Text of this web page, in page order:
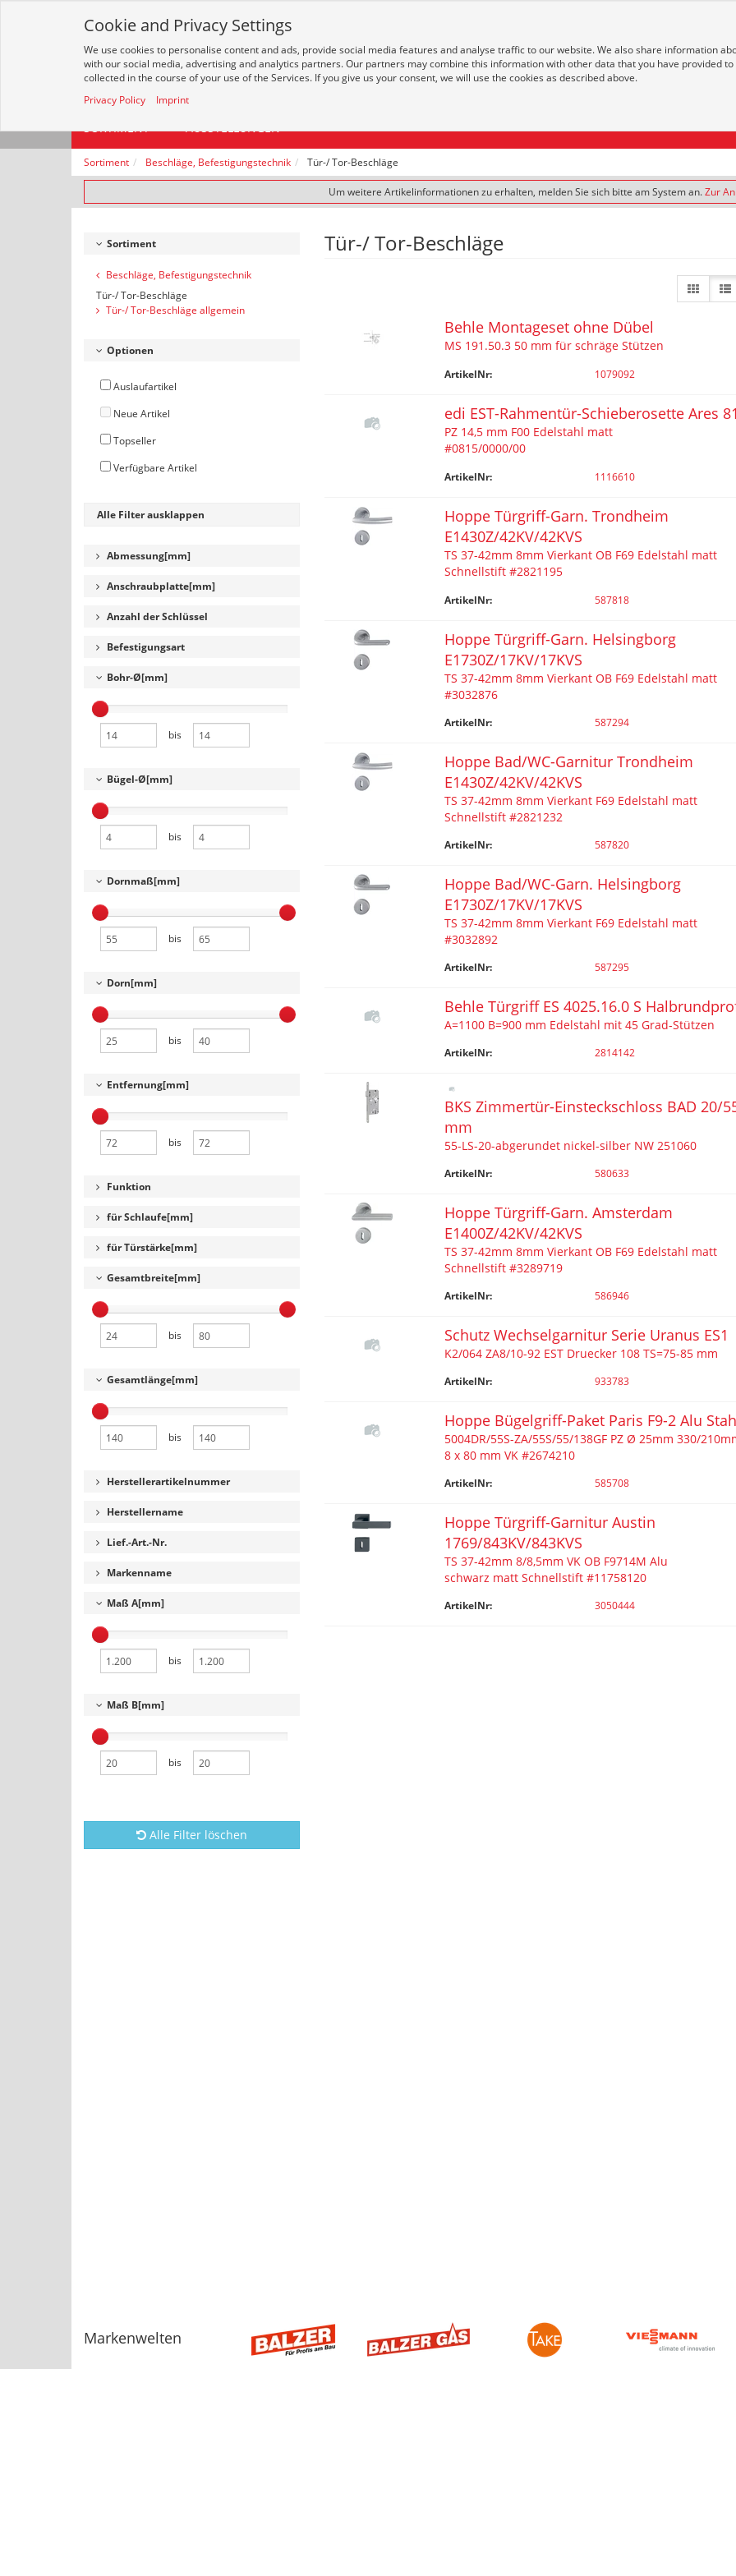
Alle
SORTIMENT AUSSTELLUNGEN
Sortiment Beschläge, Befestigungstechnik Tür-/ Tor-Beschläge
Um weitere Artikelinformationen zu erhalten, melden Sie sich bitte am System an.Zur
Sortiment
Beschläge, Befestigungstechnik
Tür-/ Tor-Beschläge
Tür-/ Tor-Beschläge allgemein
Optionen
Auslaufartikel
Neue Artikel
Topseller
Verfügbare Artikel
Alle Filter ausklappen
Abmessung[mm]
Anschraubplatte[mm]
Anzahl der Schlüssel
Befestigungsart
Bohr-Ø[mm]
bis
Bügel-Ø[mm]
bis
Dornmaß[mm]
bis
Dorn[mm]
bis
Entfernung[mm]
bis
Funktion
für Schlaufe[mm]
für Türstärke[mm]
Gesamtbreite[mm]
bis
Gesamtlänge[mm]
bis
Herstellerartikelnummer
Herstellername
Lief.-Art.-Nr.
Markenname
Maß A[mm]
bis
Maß B[mm]
bis
Alle Filter löschen
Tür-/ Tor-Beschläge
Behle Montageset ohne Dübel
MS 191.50.3 50 mm für schräge Stützen
ArtikelNr: 1079092
edi EST-Rahmentür-Schieberosette Ares
PZ 14,5 mm F00 Edelstahl matt
#0815/0000/00
ArtikelNr: 1116610
Hoppe Türgriff-Garn. Trondheim
E1430Z/42KV/42KVS
TS 37-42mm 8mm Vierkant OB F69 Edelstahl matt
Schnellstift #2821195
ArtikelNr: 587818
Hoppe Türgriff-Garn. Helsingborg
E1730Z/17KV/17KVS
TS 37-42mm 8mm Vierkant OB F69 Edelstahl matt
#3032876
ArtikelNr: 587294
Hoppe Bad/WC-Garnitur Trondheim
E1430Z/42KV/42KVS
TS 37-42mm 8mm Vierkant F69 Edelstahl matt
Schnellstift #2821232
ArtikelNr: 587820
Hoppe Bad/WC-Garn. Helsingborg
E1730Z/17KV/17KVS
TS 37-42mm 8mm Vierkant F69 Edelstahl matt
#3032892
ArtikelNr: 587295
Behle Türgriff ES 4025.16.0 S
A=1100 B=900 mm Edelstahl mit 45 Grad-Stützen
ArtikelNr: 2814142
BKS Zimmertür-Einsteckschloss BAD 20/
mm
55-LS-20-abgerundet nickel-silber NW 251060
ArtikelNr: 580633
Hoppe Türgriff-Garn. Amsterdam
E1400Z/42KV/42KVS
TS 37-42mm 8mm Vierkant OB F69 Edelstahl matt
Schnellstift #3289719
ArtikelNr: 586946
Schutz Wechselgarnitur Serie Uranus ES1
K2/064 ZA8/10-92 EST Druecker 108 TS=75-85 mm
ArtikelNr: 933783
Hoppe Bügelgriff-Paket Paris F9-2 Alu
5004DR/55S-ZA/55S/55/138GF PZ Ø 25mm 330/
8 x 80 mm VK #2674210
ArtikelNr: 585708
Hoppe Türgriff-Garnitur Austin
1769/843KV/843KVS
TS 37-42mm 8/8,5mm VK OB F9714M Alu
schwarz matt Schnellstift #11758120
ArtikelNr: 3050444
Markenwelten
Cookie and Privacy Settings
We use cookies to personalise content and ads, provide social media features and analyse traffic to our website. We also share information
with our social media, advertising and analytics partners. Our partners may combine this information with other data that you have provided
collected in the course of your use of the Services. If you give us your consent, we will use the cookies as described above.
Privacy Policy
Imprint